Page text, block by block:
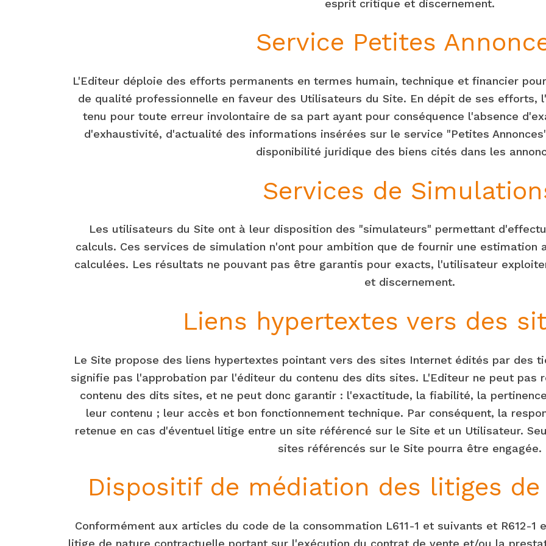
esprit critique et discernement.
Service Petites
L'Editeur déploie des efforts permanents en termes humain, technique et financier
de qualité professionnelle en faveur des Utilisateurs du Site. En dépit de ses efforts,
tenu pour toute erreur involontaire de sa part ayant pour conséquence l'absence
d'exhaustivité, d'actualité des informations insérées sur le service "Petites
disponibilité juridique des biens cités dans les
Services de
Les utilisateurs du Site ont à leur disposition des "simulateurs" permettant
calculs. Ces services de simulation n'ont pour ambition que de fournir une estimation
calculées. Les résultats ne pouvant pas être garantis pour exacts, l'utilisateur
et discernement.
Liens hypertextes vers des
Le Site propose des liens hypertextes pointant vers des sites Internet édités par des
signifie pas l'approbation par l'éditeur du contenu des dits sites. L'Editeur ne peut pas
contenu des dits sites, et ne peut donc garantir : l'exactitude, la fiabilité, la
leur contenu ; leur accès et bon fonctionnement technique. Par conséquent, la
retenue en cas d'éventuel litige entre un site référencé sur le Site et un Utilisateur.
sites référencés sur le Site pourra être engagée.
Dispositif de médiation des litiges
Conformément aux articles du code de la consommation L611-1 et suivants et R612-
litige de nature contractuelle portant sur l'exécution du contrat de vente et/ou la